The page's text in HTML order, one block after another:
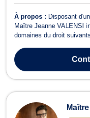
À propos : Disposant
Maître Jeanne VALENSI
domaines du droit
séparation de corps, de
dans les procédu...